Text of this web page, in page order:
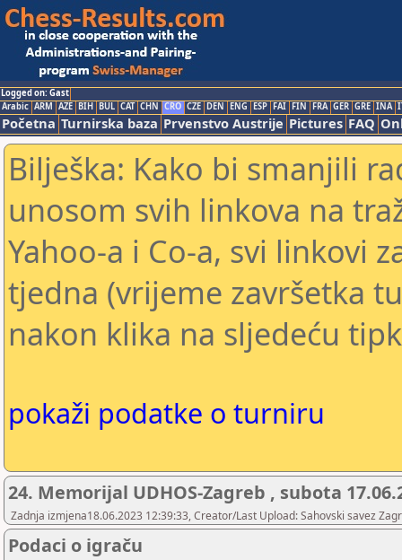
Logged on: Gast
Arabic ARM AZE BIH BUL CAT CHN CRO CZE DEN ENG ESP FAI FIN FRA GER GRE INA
Početna Turnirska baza Prvenstvo Austrije Pictures FAQ
Bilješka: Kako bi smanjili
unosom svih linkova na
Yahoo-a i Co-a, svi linkovi
tjedna (vrijeme završetka
nakon klika na sljedeću
pokaži podatke o turniru
24. Memorijal UDHOS-Zagreb , subota
Zadnja izmjena18.06.2023 12:39:33, Creator/Last Upload: Sahovski savez
Podaci o igraču